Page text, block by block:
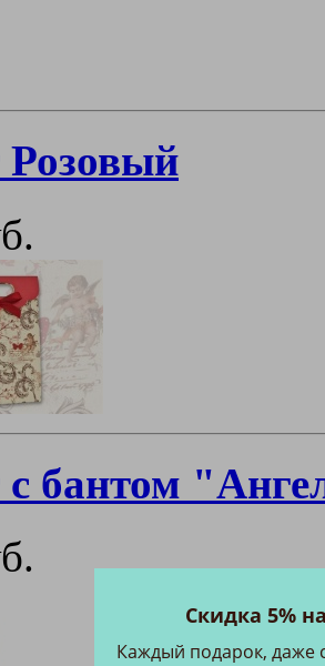
Розовый
с бантом
Скидка 5%
Каждый подарок, даже